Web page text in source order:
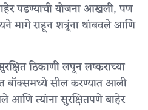
पडण्याची योजना आखली, पण
मागे राहून शत्रूंना थांबवले आणि
ठिकाणी लपून लष्कराच्या
बॉक्समध्ये सील करण्यात आली
आणि त्यांना सुरक्षितपणे बाहेर